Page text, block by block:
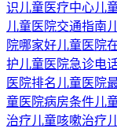
识儿童医疗中心儿
儿童医院交通指南
院哪家好儿童医院
护儿童医院急诊电
医院排名 儿童医院
童医院病房条件儿
治疗儿童咳嗽治疗